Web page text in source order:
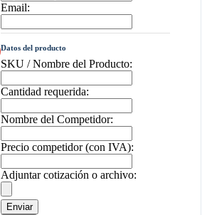
Email:
Datos del producto
SKU / Nombre del Producto:
Cantidad requerida:
Nombre del Competidor:
Precio competidor (con IVA):
Adjuntar cotización o archivo:
Enviar